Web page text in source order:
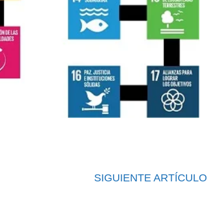
SIGUIENTE ARTÍCULO